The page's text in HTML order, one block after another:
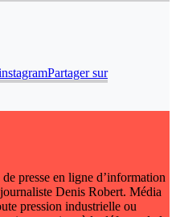
Partager sur
presse en ligne d’information
Denis Robert. Média
pression industrielle ou